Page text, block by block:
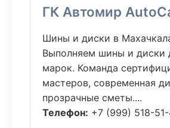
ГК Автомир
Шины и диски в
Выполняем шины и диски
марок. Команда
мастеров, современная
прозрачные сметы....
Телефон: +7 (999) 518-